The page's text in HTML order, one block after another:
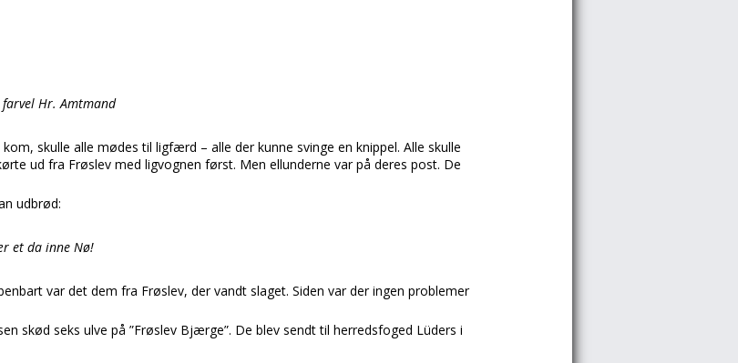
Hr. Amtmand
skulle alle mødes til ligfærd – alle der kunne svinge en knippel. Alle skulle
ud fra Frøslev med ligvognen først. Men ellunderne var på deres post. De
udbrød:
et da inne Nø!
var det dem fra Frøslev, der vandt slaget. Siden var der ingen problemer
skød seks ulve på ”Frøslev Bjærge”. De blev sendt til herredsfoged Lüders i